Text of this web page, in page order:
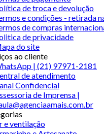
de troca e devolução
e condições - retirada
de compras
de privacidade
do site
ao cliente
| (21) 97971-2181
de atendimento
Confidencial
de Imprensa |
e ventilação